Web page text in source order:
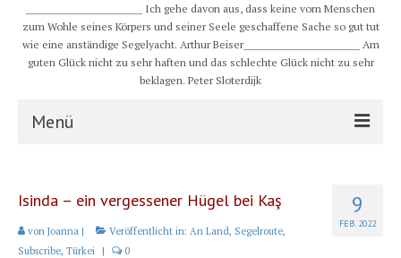
__________________________ Ich gehe davon aus, dass keine vom Menschen
zum Wohle seines Körpers und seiner Seele geschaffene Sache so gut tut
wie eine anständige Segelyacht. Arthur Beiser__________________________ Am
guten Glück nicht zu sehr haften und das schlechte Glück nicht zu sehr
beklagen. Peter Sloterdijk
Menü
Schiff
Crew
9
FEB. 2022
Isinda – ein vergessener Hügel bei Kaş
von Joanna | Veröffentlicht in: An Land, Segelroute,
Subscribe, Türkei | 0